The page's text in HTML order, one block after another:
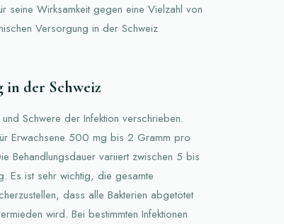
seine Wirksamkeit gegen eine Vielzahl von
Versorgung in der Schweiz
in der Schweiz
Schwere der Infektion verschrieben.
Erwachsene 500 mg bis 2 Gramm pro
Behandlungsdauer variiert zwischen 5 bis
Es ist sehr wichtig, die gesamte
dass alle Bakterien abgetötet
wird. Bei bestimmten Infektionen